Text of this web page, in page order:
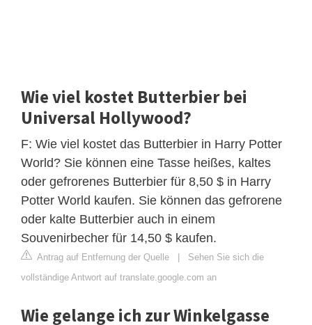
Wie viel kostet Butterbier bei
Universal Hollywood?
F: Wie viel kostet das Butterbier in Harry Potter
World? Sie können eine Tasse heißes, kaltes
oder gefrorenes Butterbier für 8,50 $ in Harry
Potter World kaufen. Sie können das gefrorene
oder kalte Butterbier auch in einem
Souvenirbecher für 14,50 $ kaufen.
Antrag auf Entfernung der Quelle | Sehen Sie sich die
vollständige Antwort auf translate.google.com an
Wie gelange ich zur Winkelgasse